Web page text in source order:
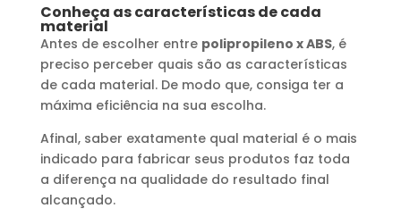
Conheça as características de cada
material
Antes de escolher entre polipropileno x ABS, é
preciso perceber quais são as características
de cada material. De modo que, consiga ter a
máxima eficiência na sua escolha.
Afinal, saber exatamente qual material é o mais
indicado para fabricar seus produtos faz toda
a diferença na qualidade do resultado final
alcançado.